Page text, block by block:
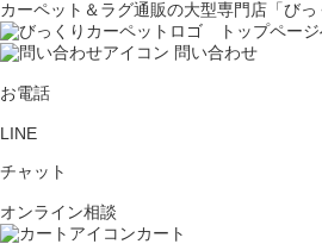
カーペット＆ラグ通販の大型専門店「びっ
問い合わせ
お電話
LINE
チャット
オンライン相談
カート